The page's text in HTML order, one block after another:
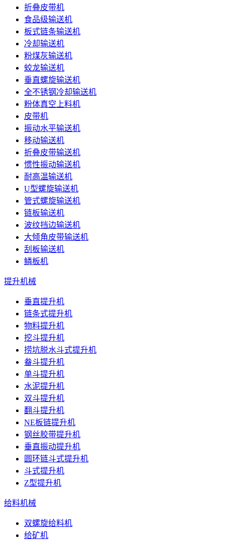
折叠皮带机
食品级输送机
板式链条输送机
冷却输送机
粉煤灰输送机
蛟龙输送机
垂直螺旋输送机
全不锈钢冷却输送机
粉体真空上料机
皮带机
振动水平输送机
移动输送机
折叠皮带输送机
惯性振动输送机
耐高温输送机
U型螺旋输送机
管式螺旋输送机
链板输送机
波纹挡边输送机
大倾角皮带输送机
刮板输送机
鳞板机
提升机械
垂直提升机
链条式提升机
物料提升机
挖斗提升机
捞坑脱水斗式提升机
畚斗提升机
单斗提升机
水泥提升机
双斗提升机
翻斗提升机
NE板链提升机
钢丝胶带提升机
垂直振动提升机
圆环链斗式提升机
斗式提升机
Z型提升机
给料机械
双螺旋给料机
给矿机